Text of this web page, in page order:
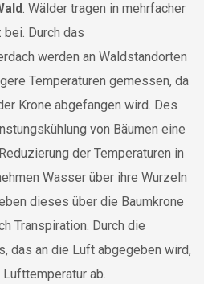
. Wälder tragen in mehrfacher
Durch das
werden an Waldstandorten
Temperaturen gemessen, da
Krone abgefangen wird. Des
von Bäumen eine
der Temperaturen in
Wasser über ihre Wurzeln
dieses über die Baumkrone
Transpiration. Durch die
das an die Luft abgegeben wird,
ab.